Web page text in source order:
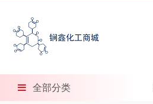
全部分类